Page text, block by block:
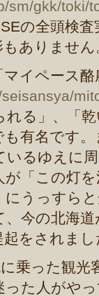
sm/gkk/toki/
の全頭検
ありません
イペース酪
る」、「
有名です
るゆえに
「この灯
にうっすら
今の北海
をされまし
乗った観光
た人がや